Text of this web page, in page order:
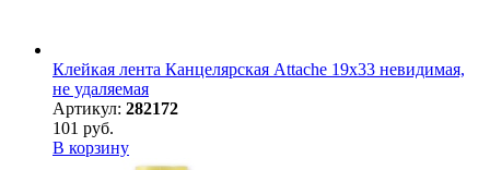
Клейкая лента Канцелярская Attache 19x33 невидимая,
не удаляемая
Артикул: 282172
101 руб.
В корзину